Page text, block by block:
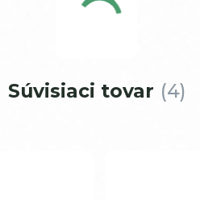
Súvisiaci tovar 4